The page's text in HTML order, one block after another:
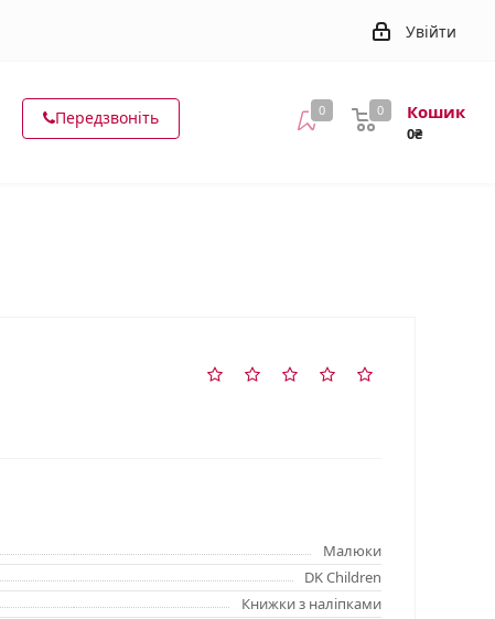
Увійти
Передзвоніть 0 Кошик
0₴
0
Малюки
DK Children
Книжки з наліпками